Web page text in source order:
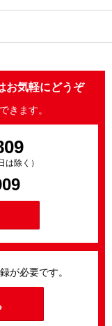
お気軽にどうぞ
きます。
除く）
が必要です。